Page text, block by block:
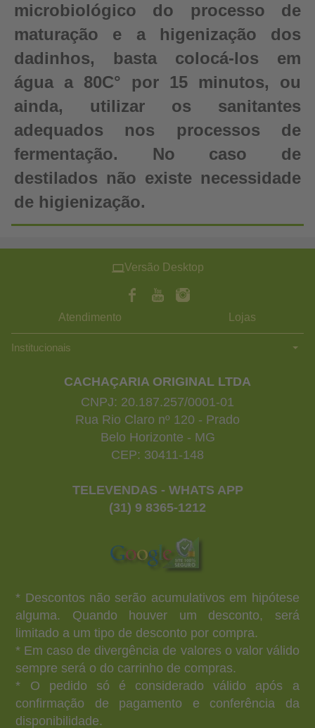
microbiológico do processo de
maturação e a higenização dos
dadinhos, basta colocá-los em
água a 80C° por 15 minutos, ou
ainda, utilizar os sanitantes
adequados nos processos de
fermentação. No caso de
destilados não existe necessidade
de higienização.
Versão Desktop
Atendimento Lojas
Institucionais
CACHAÇARIA ORIGINAL LTDA
CNPJ: 20.187.257/0001-01
Rua Rio Claro nº 120 - Prado
Belo Horizonte - MG
CEP: 30411-148
TELEVENDAS - WHATS APP
(31) 9 8365-1212
* Descontos não serão acumulativos em hipótese
alguma. Quando houver um desconto, será
limitado a um tipo de desconto por compra.
* Em caso de divergência de valores o valor válido
sempre será o do carrinho de compras.
* O pedido só é considerado válido após a
confirmação de pagamento e conferência da
disponibilidade.